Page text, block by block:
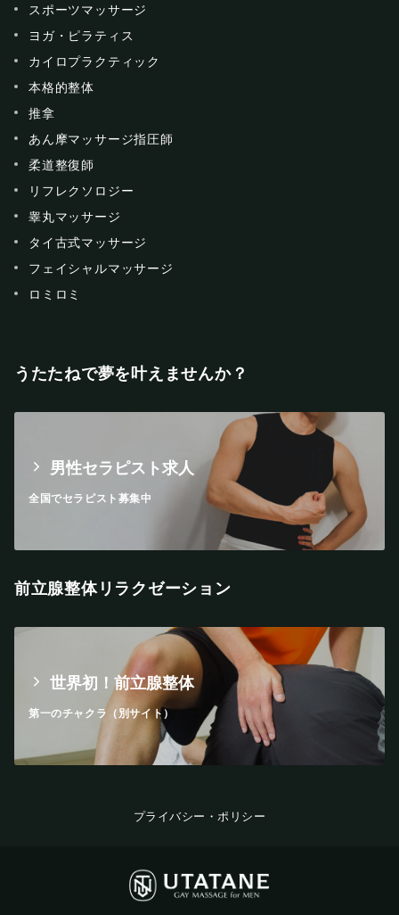
スポーツマッサージ
ヨガ・ピラティス
カイロプラクティック
本格的整体
推拿
あん摩マッサージ指圧師
柔道整復師
リフレクソロジー
睾丸マッサージ
タイ古式マッサージ
フェイシャルマッサージ
ロミロミ
うたたねで夢を叶えませんか？
男性セラピスト求人
全国でセラピスト募集中
前立腺整体リラクゼーション
世界初！前立腺整体
第一のチャクラ（別サイト）
プライバシー・ポリシー